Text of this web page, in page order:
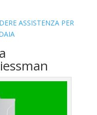
ASSISTENZA PER